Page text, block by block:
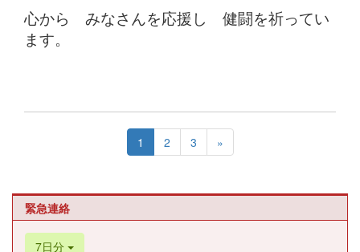
心から みなさんを応援し 健闘を祈ってい
ます。
1 2 3 »
緊急連絡
7日分